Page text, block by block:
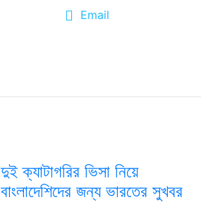
Email
দুই ক্যাটাগরির ভিসা নিয়ে
বাংলাদেশিদের জন্য ভারতের সুখবর